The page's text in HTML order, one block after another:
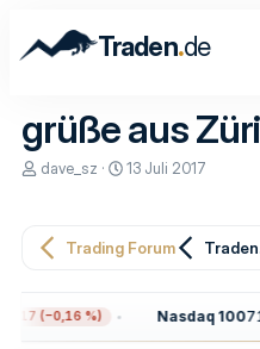
Traden.de
grüße aus
E
e
r
dave_sz
E
e
m
13 Juli 2017
Trading Forum
(−0,16 %) Nasdaq 100